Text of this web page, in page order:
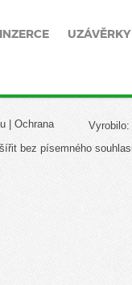
INZERCE UZÁVĚRKY
Vyrobilo:
Ochrana
bez písemného